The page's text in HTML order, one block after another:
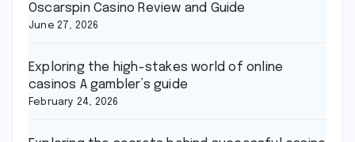
Oscarspin Casino Review and Guide
June 27, 2026
Exploring the high-stakes world of online
casinos A gambler’s guide
February 24, 2026